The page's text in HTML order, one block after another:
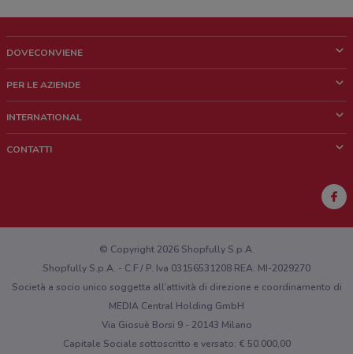
DOVECONVIENE
Chi siamo
Lavora con noi
PER LE AZIENDE
Richieste commerciali e marketing
INTERNATIONAL
CONTATTI
Hai un malfunzionamento sul web o sull'app?
© Copyright 2026 Shopfully S.p.A.
Shopfully S.p.A. - C.F / P. Iva 03156531208 REA: MI-2029270
Società a socio unico soggetta all’attività di direzione e coordinamento di
MEDIA Central Holding GmbH
Via Giosuè Borsi 9 - 20143 Milano
Capitale Sociale sottoscritto e versato: € 50.000,00